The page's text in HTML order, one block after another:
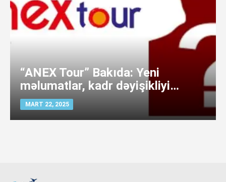
“ANEX Tour” Bakıda: Yeni
məlumatlar, kadr dəyişikliyi…
MART 22, 2025